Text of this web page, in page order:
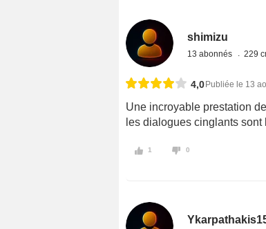
shimizu
13 abonnés 229
4,0 Publiée le 13
Une incroyable prestation
les dialogues cinglants
1 0